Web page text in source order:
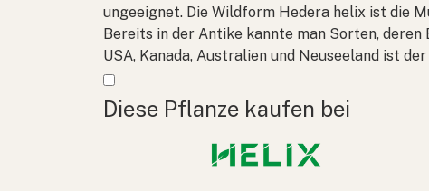
ungeeignet. Die Wildform Hedera helix ist die
Bereits in der Antike kannte man Sorten,
USA, Kanada, Australien und Neuseeland ist
Mehr anzeigen
Diese Pflanze kaufen bei